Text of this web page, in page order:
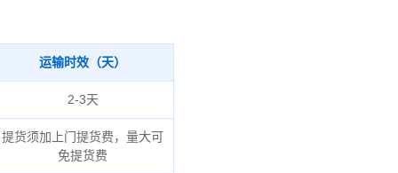
运输时效（天）
2-3天
提货须加上门提货费，量大可
免提货费